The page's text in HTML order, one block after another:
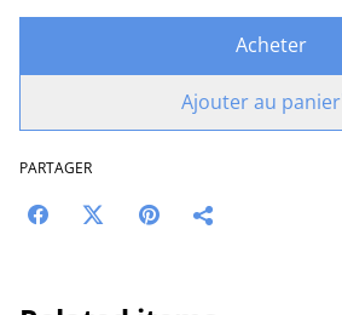
Acheter
Ajouter au panier
PARTAGER